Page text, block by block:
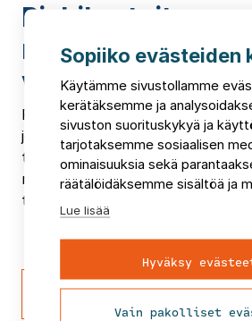
Riskikartoitus
riskienhallintaan
varautumiseen
Riskikartoitus toteutetaan
johtoryhmätyöskentelynä.
tuloksena asiakas saa ajan
riskimatriisin, joka perustuu
tunnistamiseen ja niihin
Tutustu kaikkiin
palveluihimme
Sopiiko evästeiden
Käytämme sivustollamme
kerätäksemme ja
sivuston suorituskykyä ja
tarjotaksemme sosiaalisen
ominaisuuksia sekä
räätälöidäksemme sisältöä ja
Lue lisää
Hyväksy
Vain pakolliset